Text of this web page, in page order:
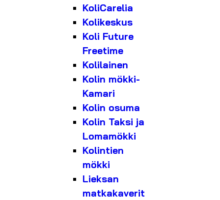
KoliCarelia
Kolikeskus
Koli Future
Freetime
Kolilainen
Kolin mökki-
Kamari
Kolin osuma
Kolin Taksi ja
Lomamökki
Kolintien
mökki
Lieksan
matkakaverit